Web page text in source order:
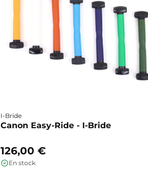
I-Bride
Canon Easy-Ride - I-Bride
126,00 €
En stock